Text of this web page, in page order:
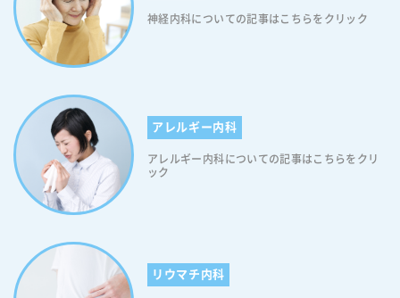
神経内科についての記事はこちらをクリック
アレルギー内科
アレルギー内科についての記事はこちらをクリ
ック
リウマチ内科